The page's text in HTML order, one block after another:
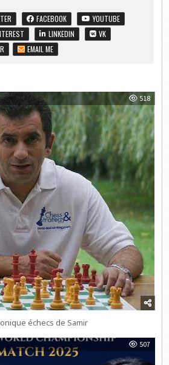
FACEBOOK
YOUTUBE
LINKEDIN
VK
EMAIL ME
518
échecs de Samir
507